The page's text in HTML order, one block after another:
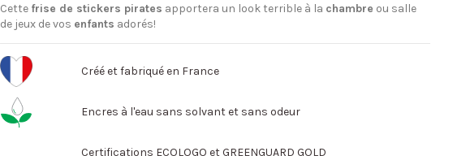
Cette frise de stickers pirates apportera un look terrible à la chambre ou salle
de jeux de vos enfants adorés!
Créé et fabriqué en France
Encres à l'eau sans solvant et sans odeur
Certifications ECOLOGO et GREENGUARD GOLD